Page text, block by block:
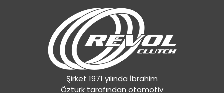
Şirket 1971 yılında İbrahim
Öztürk tarafından otomotiv